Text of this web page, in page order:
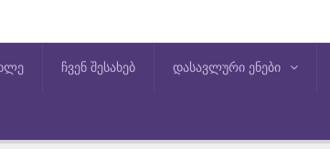
ჩვენ შესახებ დასავლური ენები